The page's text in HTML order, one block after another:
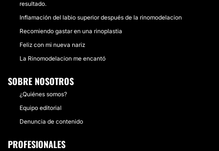
resultado.
Inflamación del labio superior después de la rinomodelacion
Recomiendo gastar en una rinoplastia
Feliz con mi nueva nariz
La Rinomodelacion me encantó
SOBRE NOSOTROS
¿Quiénes somos?
Equipo editorial
Denuncia de contenido
PROFESIONALES